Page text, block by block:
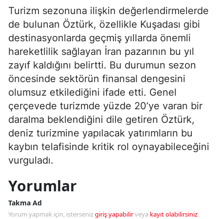
Turizm sezonuna ilişkin değerlendirmelerde
de bulunan Öztürk, özellikle Kuşadası gibi
destinasyonlarda geçmiş yıllarda önemli
hareketlilik sağlayan İran pazarının bu yıl
zayıf kaldığını belirtti. Bu durumun sezon
öncesinde sektörün finansal dengesini
olumsuz etkilediğini ifade etti. Genel
çerçevede turizmde yüzde 20’ye varan bir
daralma beklendiğini dile getiren Öztürk,
deniz turizmine yapılacak yatırımların bu
kaybın telafisinde kritik rol oynayabileceğini
vurguladı.
Yorumlar
Takma Ad
Yorum yapmak için, istersenizgiriş yapabilirveya kayıt olabilirsiniz.